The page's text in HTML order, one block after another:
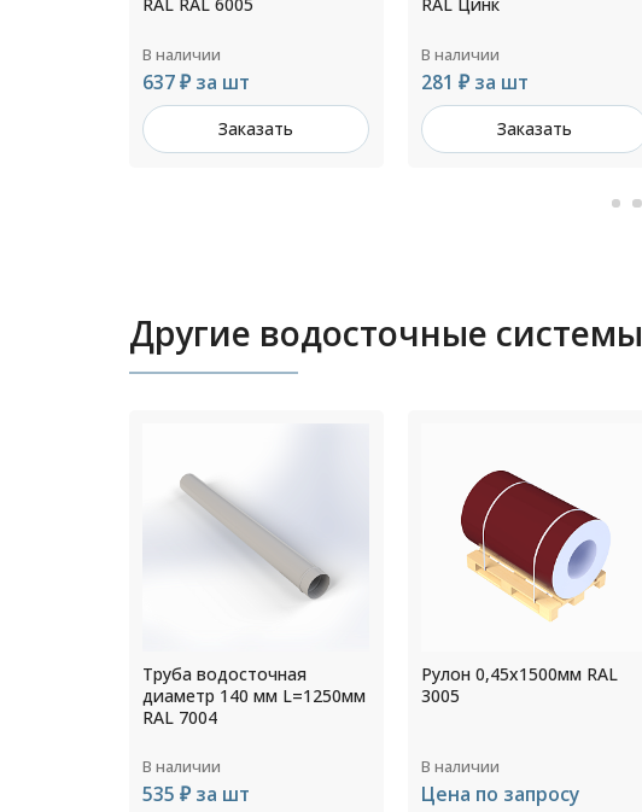
В наличии
281 ₽ за шт
Заказать
В наличии
421 ₽ за шт
Заказать
Другие водосточные системы
Рулон 0,45x1500мм RAL
3005
В наличии
Цена по запросу
Ограждение кровли для
фальцевой кровли с
H=1200мм L=3000мм RAL
6005
В наличии
4 849 ₽ за шт